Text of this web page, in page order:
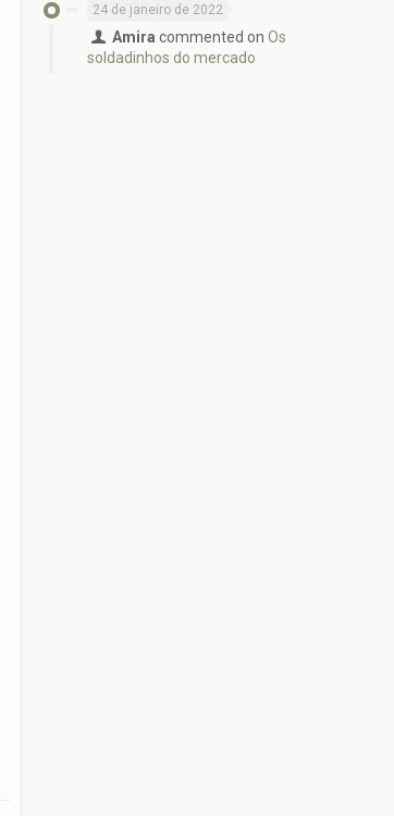
24 de janeiro de 2022
Amira commented on Os
soldadinhos do mercado